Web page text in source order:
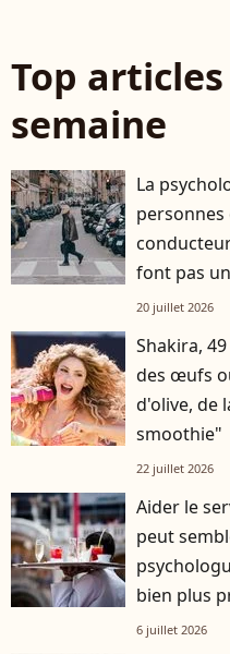
Top
semaine
La
font pas
20 juillet 2026
Shakira,
des œufs
d'olive, de
smoothie"
22 juillet 2026
Aider le
peut
bien plus
6 juillet 2026